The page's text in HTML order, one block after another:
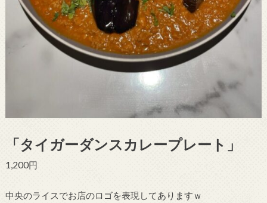
「タイガーダンスカレープレート」
1,200円
中央のライスでお店のロゴを表現してありますｗ